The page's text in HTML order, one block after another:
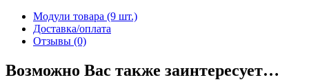
Модули товара (9 шт.)
Доставка/оплата
Отзывы (0)
Возможно Вас также заинтересует…